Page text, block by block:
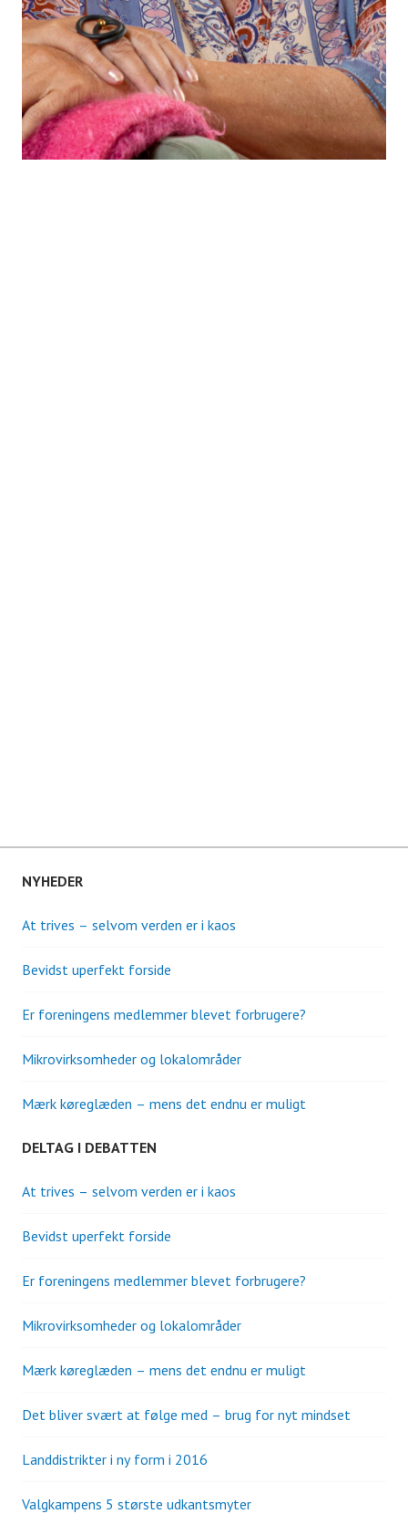
NYHEDER
At trives – selvom verden er i kaos
Bevidst uperfekt forside
Er foreningens medlemmer blevet forbrugere?
Mikrovirksomheder og lokalområder
Mærk køreglæden – mens det endnu er muligt
DELTAG I DEBATTEN
At trives – selvom verden er i kaos
Bevidst uperfekt forside
Er foreningens medlemmer blevet forbrugere?
Mikrovirksomheder og lokalområder
Mærk køreglæden – mens det endnu er muligt
Det bliver svært at følge med – brug for nyt mindset
Landdistrikter i ny form i 2016
Valgkampens 5 største udkantsmyter